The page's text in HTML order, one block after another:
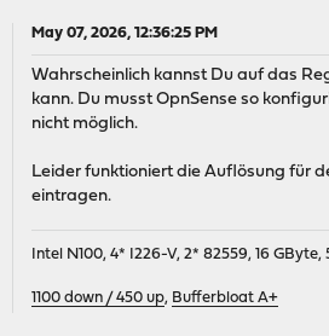
May 07, 2026, 12:36:25 PM
Wahrscheinlich kannst Du auf das
kann. Du musst OpnSense so
nicht möglich.
Leider funktioniert die Auflösung für
eintragen.
Intel N100, 4* I226-V, 2* 82559, 16
1100 down / 450 up, Bufferbloat A+